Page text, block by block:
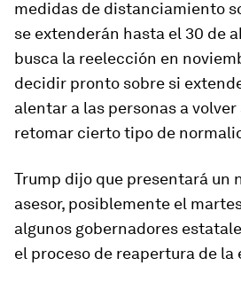
medidas de distanciamiento
se extenderán hasta el 30 de
busca la reelección en
decidir pronto sobre si
alentar a las personas a
retomar cierto tipo de
Trump dijo que presentará un
asesor, posiblemente el
algunos gobernadores
el proceso de reapertura de la